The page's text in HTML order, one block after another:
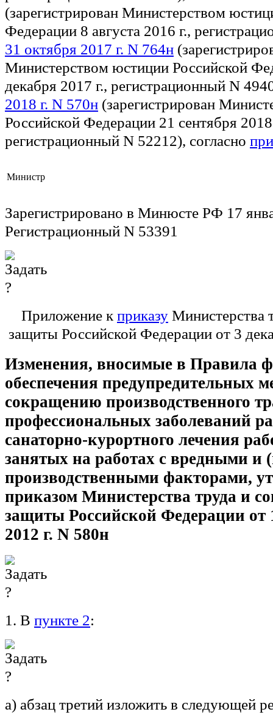
(зарегистрирован Министерством
Федерации 8 августа 2016 г.,
31 октября 2017 г. N 764н
Министерством юстиции Российской
декабря 2017 г., регистрационный N
2018 г. N 570н (зарегистрирован
Российской Федерации 21 сентября 2018
регистрационный N 52212), согласно
Министр
Зарегистрировано в Минюсте РФ 17
Регистрационный N 53391
Приложение кприказу Министерства
защиты Российской Федерации от 3
Изменения, вносимые в Правила
обеспечения предупредительных
сокращению производственного
профессиональных заболеваний
санаторно-курортного лечения
занятых на работах с вредными и
производственными факторами,
приказом Министерства труда и
защиты Российской Федерации от
2012 г. N 580н
1. В пункте 2:
а) абзац третий изложить в следующей